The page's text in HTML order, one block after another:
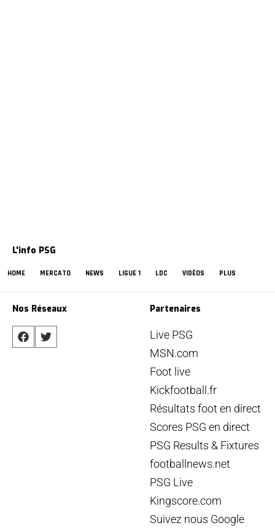
L'info PSG
HOME MERCATO NEWS LIGUE 1 LDC VIDÉOS PLUS
Nos Réseaux Partenaires
Live PSG
MSN.com
Foot live
Kickfootball.fr
Résultats foot en direct
Scores PSG en direct
PSG Results & Fixtures
footballnews.net
PSG Live
Kingscore.com
Suivez nous Google